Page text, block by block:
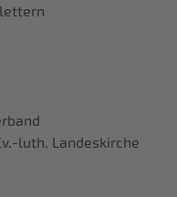
luth. Landeskirche